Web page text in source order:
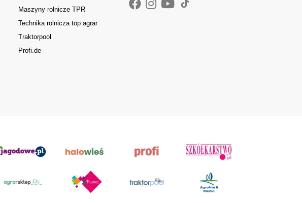
Maszyny rolnicze TPR
Technika rolnicza top agrar
Traktorpool
Profi.de